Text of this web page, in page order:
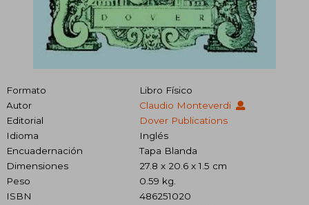
Formato
Libro Físico
Autor
Claudio Monteverdi
Editorial
Dover Publications
Idioma
Inglés
Encuadernación
Tapa Blanda
Dimensiones
27.8 x 20.6 x 1.5 cm
Peso
0.59 kg.
ISBN
486251020